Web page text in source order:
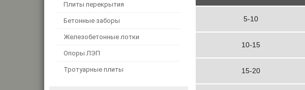
Плиты перекрытия
Бетонные заборы
Железобетонные лотки
Опоры ЛЭП
Тротуарные плиты
5-10
10-15
15-20